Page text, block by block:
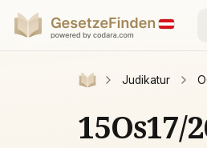
Judikatur
15Os17/